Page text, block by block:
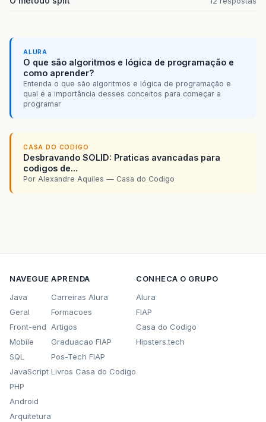
ALURA
O que são algoritmos e lógica de programação e
como aprender?
Entenda o que são algoritmos e lógica de programação e
qual é a importância desses conceitos para começar a
programar
CASA DO CODIGO
Desbravando SOLID: Praticas avancadas para
codigos de...
Por Alexandre Aquiles — Casa do Codigo
NAVEGUE
Java
Geral
Front-end
Mobile
SQL
JavaScript
PHP
Android
Arquitetura
APRENDA
Carreiras Alura
Formacoes
Artigos
Graduacao FIAP
Pos-Tech FIAP
Livros Casa do Codigo
CONHECA O GRUPO
Alura
FIAP
Casa do Codigo
Hipsters.tech